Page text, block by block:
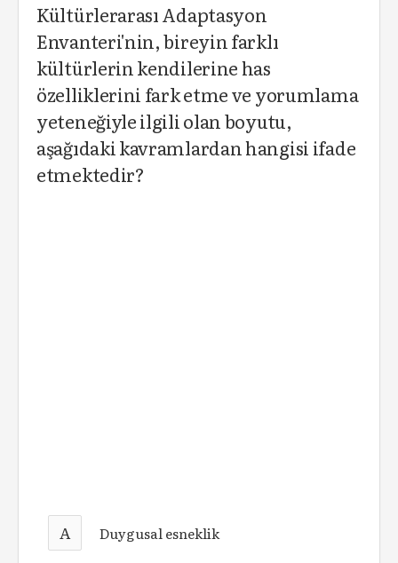
Kültürlerarası Adaptasyon
Envanteri'nin, bireyin farklı
kültürlerin kendilerine has
özelliklerini fark etme ve yorumlama
yeteneğiyle ilgili olan boyutu,
aşağıdaki kavramlardan hangisi ifade
etmektedir?
A Duygusal esneklik